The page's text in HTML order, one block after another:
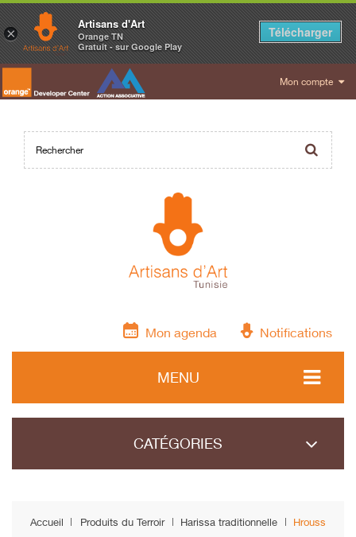
Mon compte
Mon agenda Notifications
MENU
CATÉGORIES
Accueil Produits du Terroir Harissa traditionnelle Hrouss
×
Artisans d'Art
Orange TN
Gratuit - sur Google Play
Télécharger